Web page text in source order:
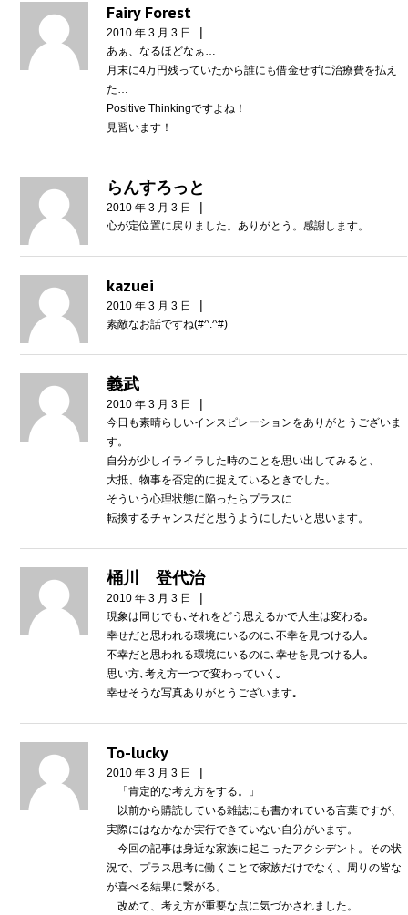
Fairy Forest
2010 年 3 月 3 日 |
あぁ、なるほどなぁ…
月末に4万円残っていたから誰にも借金せずに治療費を払え
た…
Positive Thinkingですよね！
見習います！
らんすろっと
2010 年 3 月 3 日 |
心が定位置に戻りました。ありがとう。感謝します。
kazuei
2010 年 3 月 3 日 |
素敵なお話ですね(#^.^#)
義武
2010 年 3 月 3 日 |
今日も素晴らしいインスピレーションをありがとうございま
す。
自分が少しイライラした時のことを思い出してみると、
大抵、物事を否定的に捉えているときでした。
そういう心理状態に陥ったらプラスに
転換するチャンスだと思うようにしたいと思います。
桶川 登代治
2010 年 3 月 3 日 |
現象は同じでも､それをどう思えるかで人生は変わる｡
幸せだと思われる環境にいるのに､不幸を見つける人｡
不幸だと思われる環境にいるのに､幸せを見つける人｡
思い方､考え方一つで変わっていく｡
幸せそうな写真ありがとうございます｡
To-lucky
2010 年 3 月 3 日 |
「肯定的な考え方をする。」
以前から購読している雑誌にも書かれている言葉ですが、
実際にはなかなか実行できていない自分がいます。
今回の記事は身近な家族に起こったアクシデント。その状
況で、プラス思考に働くことで家族だけでなく、周りの皆な
が喜べる結果に繋がる。
改めて、考え方が重要な点に気づかされました。